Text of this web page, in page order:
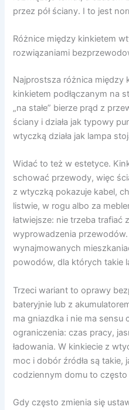
przez pół ściany. I to jest
Różnice między kinkietem
rozwiązaniami
Najprostsza różnica między
kinkietem podłączanym na
„na stałe” bierze prąd z
ściany i działa jak typowy
wtyczką działa jak lampa
Widać to też w estetyce.
schować przewody, więc
z wtyczką pokazuje kabel,
listwie, w rogu albo za
łatwiejsze: nie trzeba trafiać
wyprowadzenia
wynajmowanych
powodów, dla których takie
Trzeci wariant to oprawy
bateryjnie lub z
ma gniazdka i nie ma sensu
ograniczenia: czas pracy,
ładowania. W kinkiecie z
moc i dobór źródła są takie,
codziennym domu to
Gdy często zmienia się